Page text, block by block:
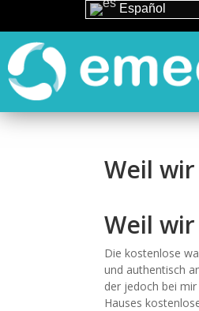
Weil wir
Weil
Die kostenlose
und authentisch
der jedoch bei
Hauses
Español